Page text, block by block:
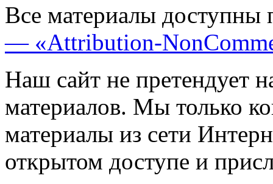
Все материалы доступны
— «Attribution-
Наш сайт не претендует
материалов. Мы только
материалы из сети
открытом доступе и